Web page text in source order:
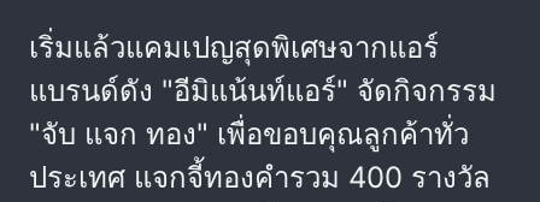
เริ่มแล้วแคมเปญสุดพิเศษจากแอร์
แบรนด์ดัง "อีมิแน้นท์แอร์" จัดกิจกรรม
"จับ แจก ทอง" เพื่อขอบคุณลูกค้าทั่ว
ประเทศ แจกจี้ทองคำรวม 400 รางวัล